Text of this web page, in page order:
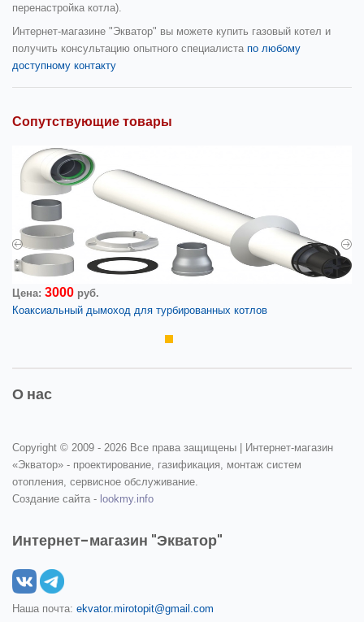
перенастройка котла).
Интернет-магазине "Экватор" вы можете купить газовый котел и
получить консультацию опытного специалиста по любому
доступному контакту
Сопутствующие товары
Цена: 3000 руб.
Коаксиальный дымоход для турбированных котлов
О нас
Copyright © 2009 - 2026 Все права защищены | Интернет-магазин
«Экватор» - проектирование, газификация, монтаж систем
отопления, сервисное обслуживание.
Создание сайта - lookmy.info
Интернет-магазин "Экватор"
Наша почта: ekvator.mirotopit@gmail.com